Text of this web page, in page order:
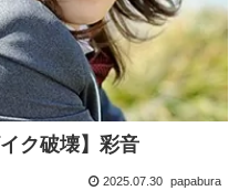
ク破壊】彩音
2025.07.30 papabura